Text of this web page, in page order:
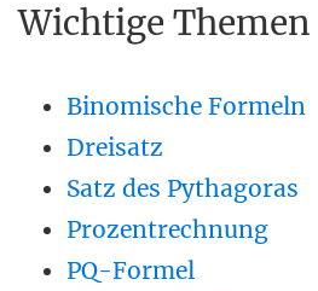
Wichtige Themen
Binomische Formeln
Dreisatz
Satz des Pythagoras
Prozentrechnung
PQ-Formel